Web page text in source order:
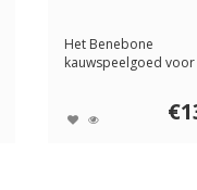
Het Benebone
kauwspeelgoed voor